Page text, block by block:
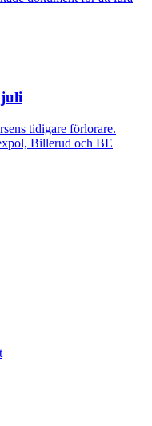
juli
tidigare förlorare.
Billerud och BE